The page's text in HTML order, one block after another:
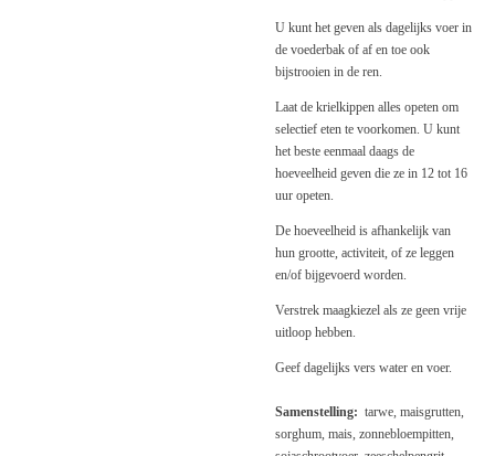
U kunt het geven als dagelijks voer in
de voederbak of af en toe ook
bijstrooien in de ren.
Laat de krielkippen alles opeten om
selectief eten te voorkomen. U kunt
het beste eenmaal daags de
hoeveelheid geven die ze in 12 tot 16
uur opeten.
De hoeveelheid is afhankelijk van
hun grootte, activiteit, of ze leggen
en/of bijgevoerd worden.
Verstrek maagkiezel als ze geen vrije
uitloop hebben.
Geef dagelijks vers water en voer.
Samenstelling: tarwe, maisgrutten,
sorghum, mais, zonnebloempitten,